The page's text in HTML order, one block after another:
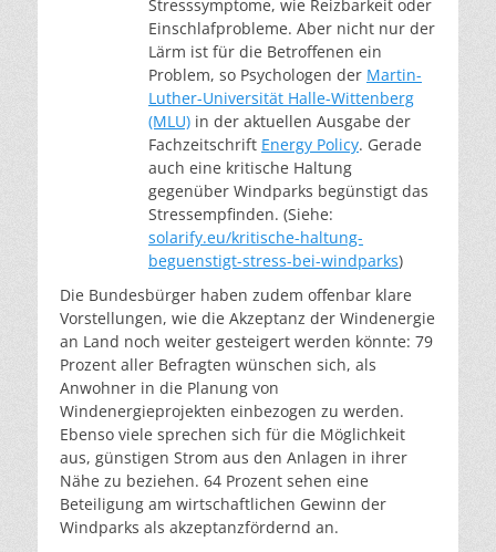
Stresssymptome, wie Reizbarkeit oder
Einschlafprobleme. Aber nicht nur der
Lärm ist für die Betroffenen ein
Problem, so Psychologen der Martin-
Luther-Universität Halle-Wittenberg
(MLU) in der aktuellen Ausgabe der
Fachzeitschrift Energy Policy. Gerade
auch eine kritische Haltung
gegenüber Windparks begünstigt das
Stressempfinden. (Siehe:
solarify.eu/kritische-haltung-
beguenstigt-stress-bei-windparks)
Die Bundesbürger haben zudem offenbar klare
Vorstellungen, wie die Akzeptanz der Windenergie
an Land noch weiter gesteigert werden könnte: 79
Prozent aller Befragten wünschen sich, als
Anwohner in die Planung von
Windenergieprojekten einbezogen zu werden.
Ebenso viele sprechen sich für die Möglichkeit
aus, günstigen Strom aus den Anlagen in ihrer
Nähe zu beziehen. 64 Prozent sehen eine
Beteiligung am wirtschaftlichen Gewinn der
Windparks als akzeptanzfördernd an.